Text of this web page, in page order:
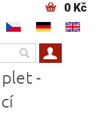
0 Kč
-